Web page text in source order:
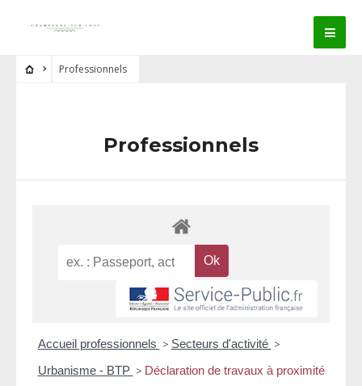
Professionnels
Professionnels
Accueil professionnels > Secteurs d'activité >
Urbanisme - BTP > Déclaration de travaux à proximité